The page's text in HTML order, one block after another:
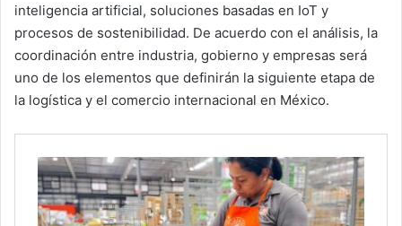
inteligencia artificial, soluciones basadas en IoT y
procesos de sostenibilidad. De acuerdo con el análisis, la
coordinación entre industria, gobierno y empresas será
uno de los elementos que definirán la siguiente etapa de
la logística y el comercio internacional en México.